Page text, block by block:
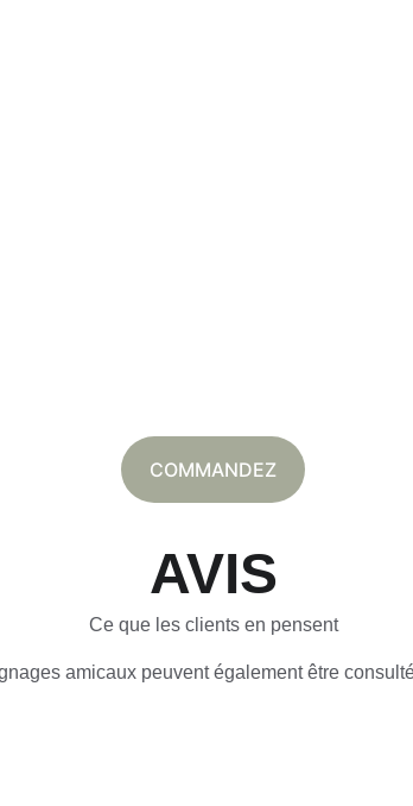
COMMANDEZ
AVIS
Ce que les clients en pensent
amicaux peuvent également être